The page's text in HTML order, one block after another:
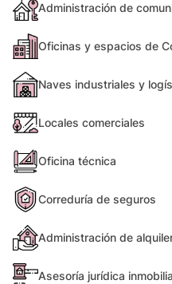
Administración de
Oficinas y espacios de
Naves industriales y
Locales comerciales
Oficina técnica
Correduría de seguros
Administración de
Asesoría jurídica